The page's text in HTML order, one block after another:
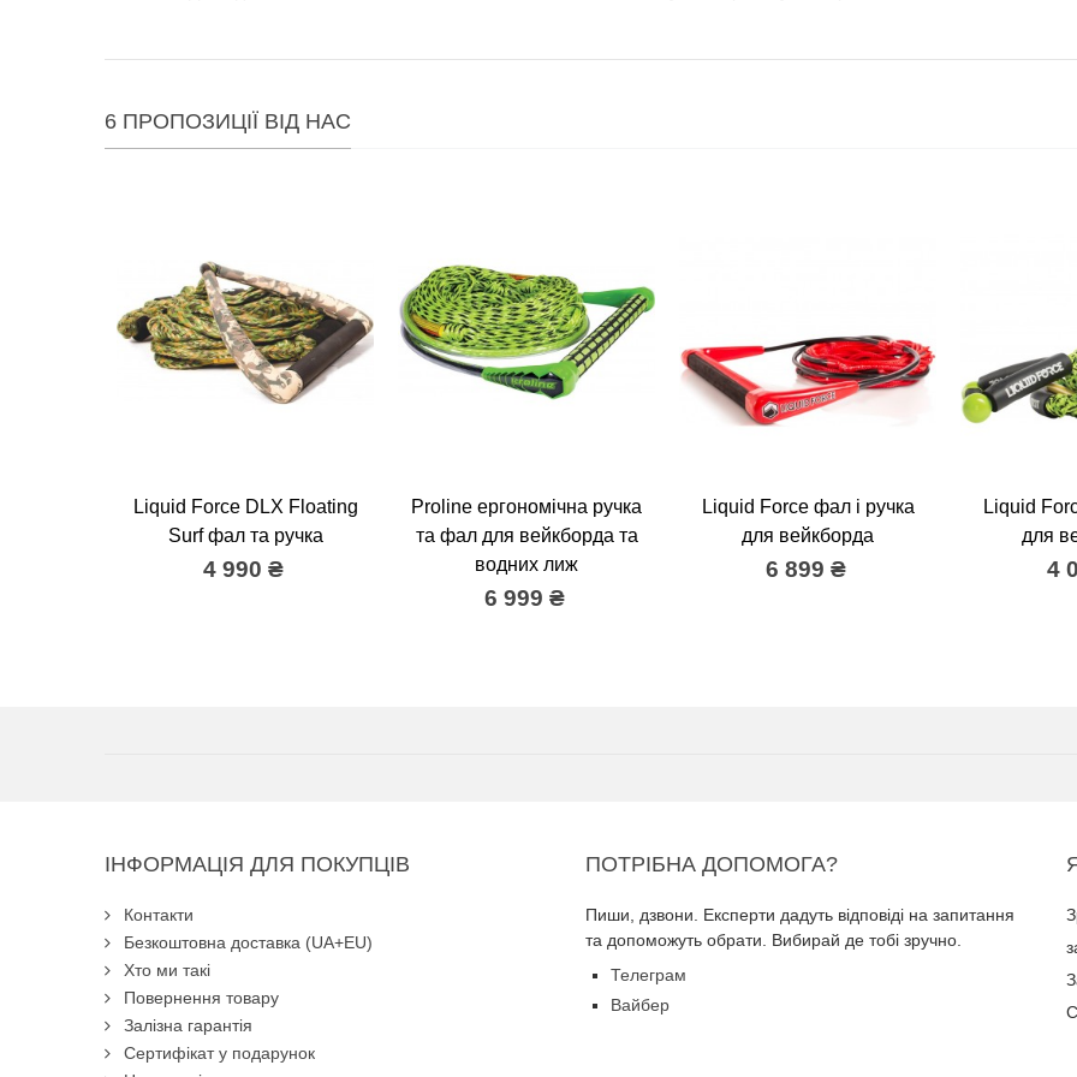
6 ПРОПОЗИЦІЇ ВІД НАС
Liquid Force DLX Floating
Surf фал та ручка
4 990 ₴
Proline ергономічна ручка
та фал для вейкборда та
водних лиж
6 999 ₴
Liquid Force фал і ручка
для вейкборда
6 899 ₴
Liquid
для
4
ІНФОРМАЦІЯ ДЛЯ ПОКУПЦІВ
Контакти
Безкоштовна доставка (UA+EU)
Хто ми такі
Повернення товару
Залізна гарантія
Сертифікат у подарунок
ПОТРІБНА ДОПОМОГА?
Пиши, дзвони. Експерти дадуть відповіді на запитання
та допоможуть обрати. Вибирай де тобі зручно.
Телеграм
Вайбер